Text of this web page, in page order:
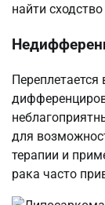
найти
Переплетается
для
терапии и
рака часто